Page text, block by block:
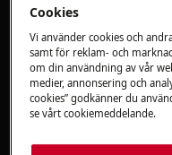
vattendispensern
Ta bort
Cookies
Vi använder cookies och
samt för reklam- och
om din användning av vår
medier, annonsering och
cookies” godkänner du
se vårt cookiemeddelande.